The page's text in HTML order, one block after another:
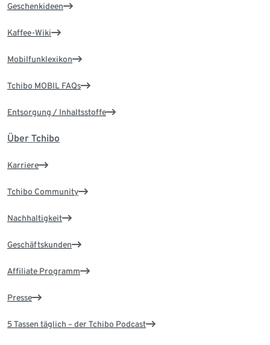
Geschenkideen
Kaffee-Wiki
Mobilfunklexikon
Tchibo MOBIL FAQs
Entsorgung / Inhaltsstoffe
Über Tchibo
Karriere
Tchibo Community
Nachhaltigkeit
Geschäftskunden
Affiliate Programm
Presse
5 Tassen täglich – der Tchibo Podcast